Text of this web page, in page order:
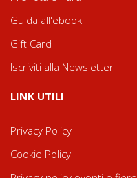
Guida all'ebook
Gift Card
Iscriviti alla Newsletter
LINK UTILI
Privacy Policy
Cookie Policy